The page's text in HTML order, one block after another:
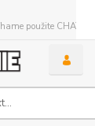
použite CHATBOX